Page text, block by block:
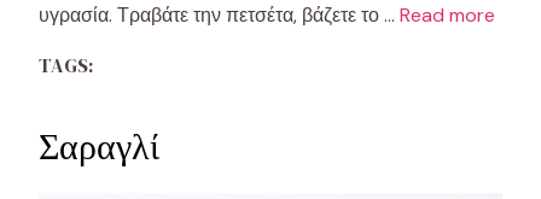
υγρασία. Τραβάτε την πετσέτα, βάζετε το … Read more
TAGS:
Σαραγλί